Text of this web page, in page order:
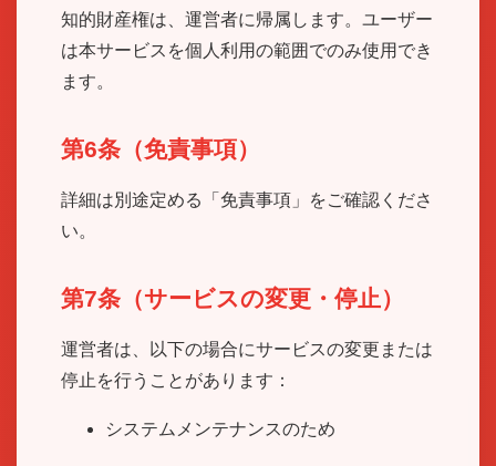
知的財産権は、運営者に帰属します。ユーザー
は本サービスを個人利用の範囲でのみ使用でき
ます。
第6条（免責事項）
詳細は別途定める「免責事項」をご確認くださ
い。
第7条（サービスの変更・停止）
運営者は、以下の場合にサービスの変更または
停止を行うことがあります：
システムメンテナンスのため